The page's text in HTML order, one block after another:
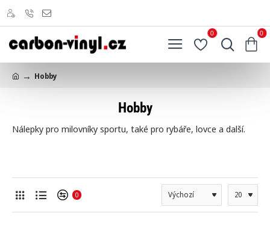
0 0
Hobby
Hobby
Nálepky pro milovníky sportu, také pro rybáře, lovce a další.
0